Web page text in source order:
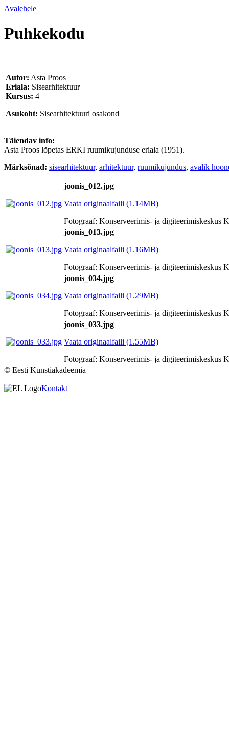
Avalehele
Puhkekodu
Autor: Asta Proos
Eriala: Sisearhitektuur
Kursus: 4
Asukoht: Sisearhitektuuri osakond
Täiendav info:
Asta Proos lõpetas ERKI ruumikujunduse eriala (1951).
Märksõnad: sisearhitektuur, arhitektuur, ruumikujundus, avalik
joonis_012.jpg
Vaata originaalfaili (1.14MB)
Fotograaf: Konserveerimis- ja digiteerimiskeskus
joonis_013.jpg
Vaata originaalfaili (1.16MB)
Fotograaf: Konserveerimis- ja digiteerimiskeskus
joonis_034.jpg
Vaata originaalfaili (1.29MB)
Fotograaf: Konserveerimis- ja digiteerimiskeskus
joonis_033.jpg
Vaata originaalfaili (1.55MB)
Fotograaf: Konserveerimis- ja digiteerimiskeskus
© Eesti Kunstiakadeemia
Kontakt